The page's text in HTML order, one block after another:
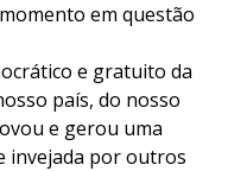
em questão
e gratuito da
país, do nosso
e gerou uma
invejada por outros